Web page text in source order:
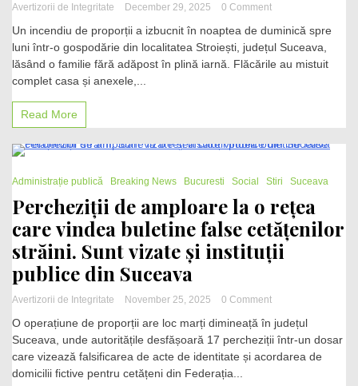
Avertizorii de Integritate December 29, 2025 0 Commenton
devastator
într-
o
a
fără
în
plină
iarnă
Un incendiu de proporții a izbucnit în noaptea de duminică spre
luni într-o gospodărie din localitatea Stroiești, județul Suceava,
lăsând o familie fără adăpost în plină iarnă. Flăcările au mistuit
complet casa și anexele,...
Read More
Administrație publică
Breaking News Bucuresti Social Stiri Suceava
Percheziții de amploare la o rețea
care vindea buletine false cetățenilor
străini. Sunt vizate și instituții
publice din Suceava
Avertizorii de Integritate November 25, 2025 0 Commenton
de
amploare
la
O operațiune de proporții are loc marți dimineață în județul
Suceava, unde autoritățile desfășoară 17 percheziții într-un dosar
care vizează falsificarea de acte de identitate și acordarea de
domicilii fictive pentru cetățeni din Federația...